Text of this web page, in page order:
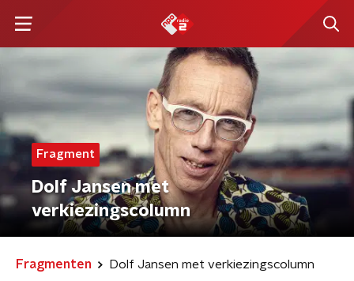
Fragment
Dolf Jansen met
verkiezingscolumn
Fragmenten Dolf Jansen met verkiezingscolumn